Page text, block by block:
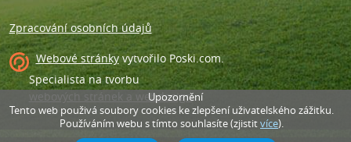
Zpracování osobních údajů
Webové stránkyvytvořilo Poski.com.
Specialista na tvorbu
webových stránek a webdesign.
Upozornění
Tento web použivá soubory cookies ke zlepšení uživatelského zážitku.
Používáním webu s tímto souhlasíte (zjistitvíce).